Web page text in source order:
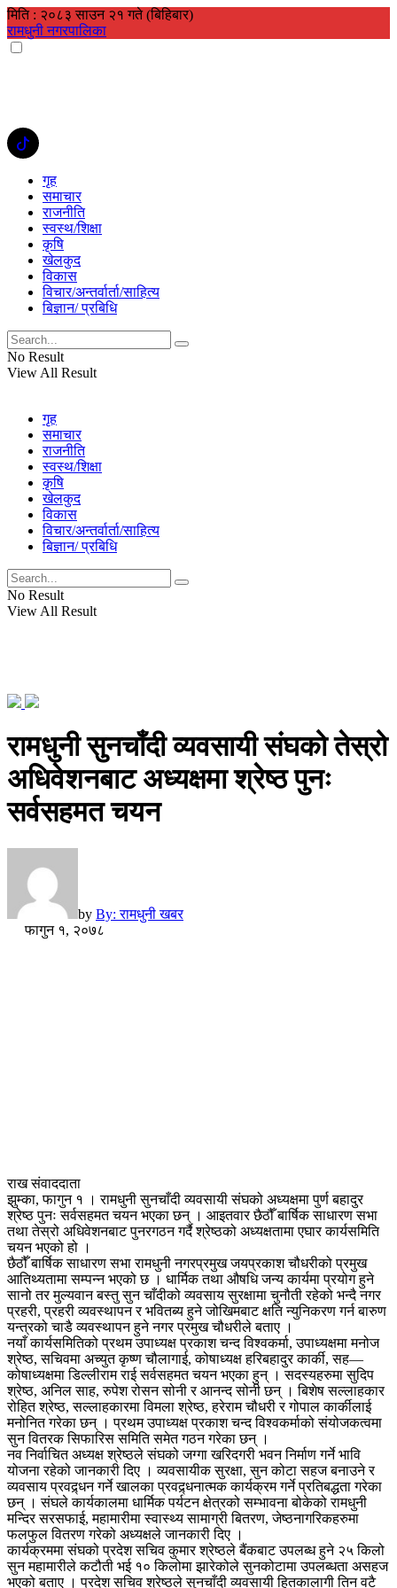
मिति : २०८३ साउन २१ गते (बिहिबार)
रामधुनी नगरपालिका
गृह
समाचार
राजनीति
स्वस्थ/शिक्षा
कृषि
खेलकुद
विकास
विचार/अन्तर्वार्ता/साहित्य
बिज्ञान/ प्रबिधि
No Result
View All Result
गृह
समाचार
राजनीति
स्वस्थ/शिक्षा
कृषि
खेलकुद
विकास
विचार/अन्तर्वार्ता/साहित्य
बिज्ञान/ प्रबिधि
No Result
View All Result
रामधुनी सुनचाँदी व्यवसायी संघको तेस्रो
अधिवेशनबाट अध्यक्षमा श्रेष्ठ पुनः
सर्वसहमत चयन
by By: रामधुनी खबर
फागुन १, २०७८
राख संवाददाता
झुम्का, फागुन १ । रामधुनी सुनचाँदी व्यवसायी संघको अध्यक्षमा पुर्ण बहादुर
श्रेष्ठ पुनः सर्वसहमत चयन भएका छन् । आइतवार छैठौँ बार्षिक साधारण सभा
तथा तेस्रो अधिवेशनबाट पुनरगठन गर्दै श्रेष्ठको अध्यक्षतामा एघार कार्यसमिति
चयन भएको हो ।
छैठौँ बार्षिक साधारण सभा रामधुनी नगरप्रमुख जयप्रकाश चौधरीको प्रमुख
आतिथ्यतामा सम्पन्न भएको छ । धार्मिक तथा औषधि जन्य कार्यमा प्रयोग हुने
सानो तर मुल्यवान बस्तु सुन चाँदीको व्यवसाय सुरक्षामा चुनौती रहेको भन्दै नगर
प्रहरी, प्रहरी व्यवस्थापन र भवितब्य हुने जोखिमबाट क्षति न्युनिकरण गर्न बारुण
यन्त्रको चाडै व्यवस्थापन हुने नगर प्रमुख चौधरीले बताए ।
नयाँ कार्यसमितिको प्रथम उपाध्यक्ष प्रकाश चन्द विश्वकर्मा, उपाध्यक्षमा मनोज
श्रेष्ठ, सचिवमा अच्युत कृष्ण चौलागाई, कोषाध्यक्ष हरिबहादुर कार्की, सह—
कोषाध्यक्षमा डिल्लीराम राई सर्वसहमत चयन भएका हुन् । सदस्यहरुमा सुदिप
श्रेष्ठ, अनिल साह, रुपेश रोसन सोनी र आनन्द सोनी छन् । बिशेष सल्लाहकार
रोहित श्रेष्ठ, सल्लाहकारमा विमला श्रेष्ठ, हरेराम चौधरी र गोपाल कार्कीलाई
मनोनित गरेका छन् । प्रथम उपाध्यक्ष प्रकाश चन्द विश्वकर्माको संयोजकत्वमा
सुन वितरक सिफारिस समिति समेत गठन गरेका छन् ।
नव निर्वाचित अध्यक्ष श्रेष्ठले संघको जग्गा खरिदगरी भवन निर्माण गर्ने भावि
योजना रहेको जानकारी दिए । व्यवसायीक सुरक्षा, सुन कोटा सहज बनाउने र
व्यवसाय प्रवद्र्धन गर्ने खालका प्रवद्र्धनात्मक कार्यक्रम गर्ने प्रतिबद्धता गरेका
छन् । संघले कार्यकालमा धार्मिक पर्यटन क्षेत्रको सम्भावना बोकेको रामधुनी
मन्दिर सरसफाई, महामारीमा स्वास्थ्य सामाग्री बितरण, जेष्ठनागरिकहरुमा
फलफुल वितरण गरेको अध्यक्षले जानकारी दिए ।
कार्यक्रममा संघको प्रदेश सचिव कुमार श्रेष्ठले बैंकबाट उपलब्ध हुने २५ किलो
सुन महामारीले कटौती भई १० किलोमा झारेकोले सुनकोटामा उपलब्धता असहज
भएको बताए । प्रदेश सचिव श्रेष्ठले सुनचाँदी व्यवसायी हितकालागी तिन वटै